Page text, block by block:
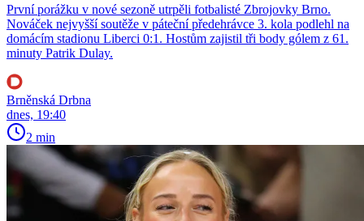
První porážku v nové sezoně utrpěli fotbalisté Zbrojovky Brno.
Nováček nejvyšší soutěže v páteční předehrávce 3. kola podlehl na
domácím stadionu Liberci 0:1. Hostům zajistil tři body gólem z 61.
minuty Patrik Dulay.
Brněnská Drbna
dnes, 19:40
2 min